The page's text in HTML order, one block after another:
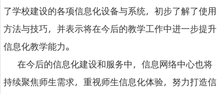
了学校建设的各项信息化设备与系统，初步了解了使用
方法与技巧，并表示将在今后的教学工作中进一步提升
信息化教学能力。
在今后的信息化建设和服务中，信息网络中心也将
持续聚焦师生需求，重视师生信息化体验，努力打造信